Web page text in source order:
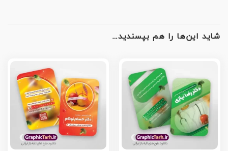
شاید این‌ها را هم بپسندید…